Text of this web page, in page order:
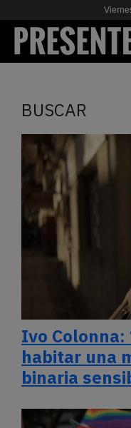
VIH & SIDA
ESCUELA
NOSOTRES
BUSCAR
Ivo
habitar una
binaria